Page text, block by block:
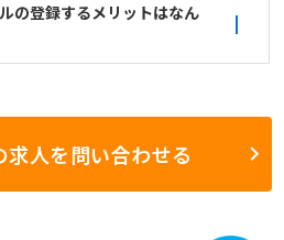
の登録するメリットはなん
求人を問い合わせる